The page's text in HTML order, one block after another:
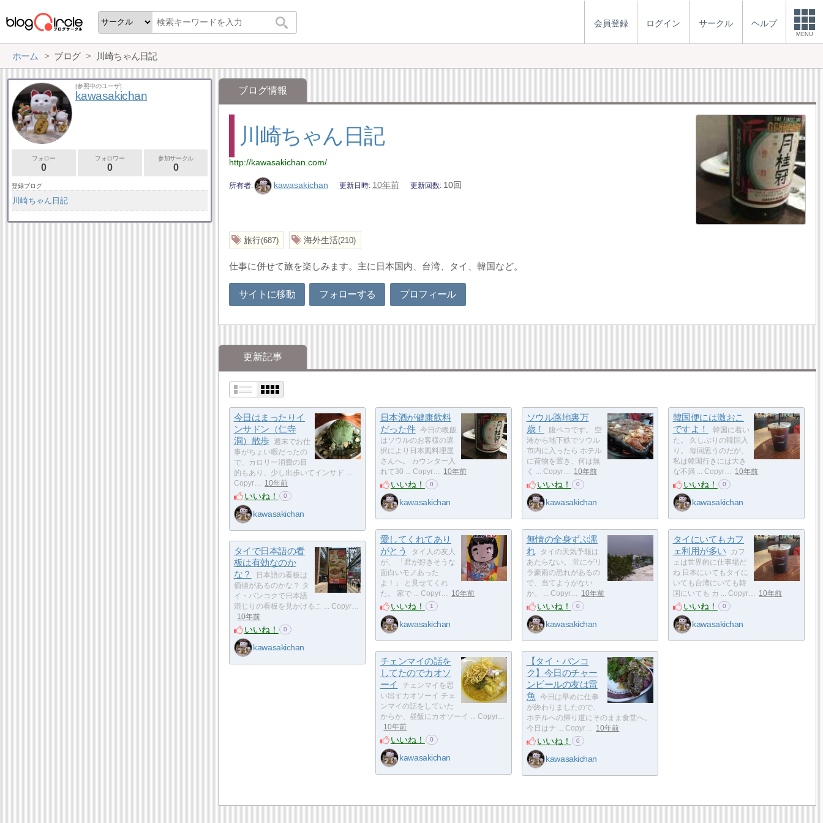
会員登録 ログイン サークル ヘルプ
MENU
ホーム ブログ 川崎ちゃん日記
ブログ情報
川崎ちゃん日記
http://kawasakichan.com/
所有者 kawasakichan 更新日時 10年前 更新回数 10回
旅行 687 海外生活 210
仕事に併せて旅を楽しみます。主に日本国内、台湾、タイ、韓国など。
サイトに移動 フォローする プロフィール
更新記事
今日はまったりイ
ンサドン（仁寺
洞）散歩
週末でお仕
事がちょい暇だったの
で、カロリー消費の目
的もあり、少し出歩いてインサド ...
Copyr… 10年前
いいね！ 0
kawasakichan
日本酒が健康飲料
だった件
今日の晩飯
はソウルのお客様の選
択により日本風料理屋
さんへ。 カウンター入
れて30 ... Copyr… 10年前
いいね！ 0
kawasakichan
ソウル路地裏万
歳！
腹ペコです。 空
港から地下鉄でソウル
市内に入ったら ホテル
に荷物を置き、何は無
く ... Copyr… 10年前
いいね！ 0
kawasakichan
韓国便には激おこ
ですよ！
韓国に着い
た。 久しぶりの韓国入
り。 毎回思うのだが、
私は韓国行きには大き
な不満 ... Copyr… 10年前
いいね！ 0
kawasakichan
愛してくれてあり
がとう
タイ人の友人
が、 「君が好きそうな
面白いモノあった
よ！」 と見せてくれ
た。 家で ... Copyr… 10年前
いいね！ 1
kawasakichan
無情の全身ずぶ濡
れ
タイの天気予報は
あたらない。 常にゲリ
ラ豪雨の恐れがあるの
で、当てようがない
か。 ... Copyr… 10年前
いいね！ 0
kawasakichan
タイにいてもカフ
ェ利用が多い
カフ
ェは世界的に仕事場だ
ね 日本にいてもタイに
いても台湾にいても韓
国にいても カ ... Copyr… 10年前
いいね！ 0
kawasakichan
タイで日本語の看
板は有効なのか
な？
日本語の看板は
価値があるのかな？ タ
イ・バンコクで日本語
混じりの看板を見かけるこ ... Copyr…
10年前
いいね！ 0
kawasakichan
チェンマイの話を
してたのでカオソ
ーイ
チェンマイを思
い出すカオソーイ チェ
ンマイの話をしていた
からか、昼飯にカオソーイ ... Copyr…
10年前
いいね！ 0
kawasakichan
【タイ・バンコ
ク】今日のチャー
ンビールの友は雷
魚
今日は早めに仕事
が終わりましたので、
ホテルへの帰り道にそのまま食堂へ。
今日はチ ... Copyr… 10年前
いいね！ 0
kawasakichan
[参照中のユーザ]
kawasakichan
フォロー
0
フォロワー
0
参加サークル
0
登録ブログ
川崎ちゃん日記